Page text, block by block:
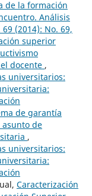
de la formación
Análisis
(2014): No. 69,
superior
docente ,
universitarios:
de garantía
de
,
universitarios:
Caracterización